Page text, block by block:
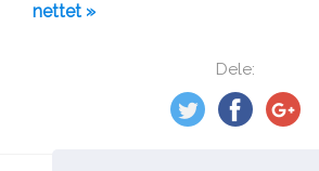
Dele:
nettet »